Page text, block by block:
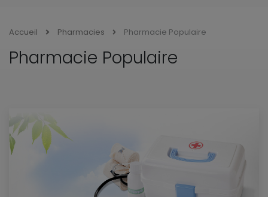
Accueil Pharmacies Pharmacie Populaire
Pharmacie Populaire